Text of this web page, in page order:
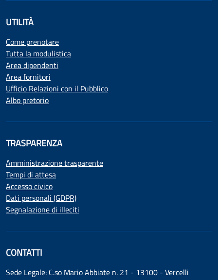
UTILITÀ
Come prenotare
Tutta la modulistica
Area dipendenti
Area fornitori
Ufficio Relazioni con il Pubblico
Albo pretorio
TRASPARENZA
Amministrazione trasparente
Tempi di attesa
Accesso civico
Dati personali (GDPR)
Segnalazione di illeciti
CONTATTI
Sede Legale: C.so Mario Abbiate n. 21 - 13100 - Vercelli